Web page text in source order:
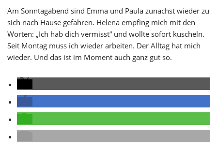
Am Sonntagabend sind Emma und Paula zunächst wieder zu
sich nach Hause gefahren. Helena empfing mich mit den
Worten: „Ich hab dich vermisst“ und wollte sofort kuscheln.
Seit Montag muss ich wieder arbeiten. Der Alltag hat mich
wieder. Und das ist im Moment auch ganz gut so.